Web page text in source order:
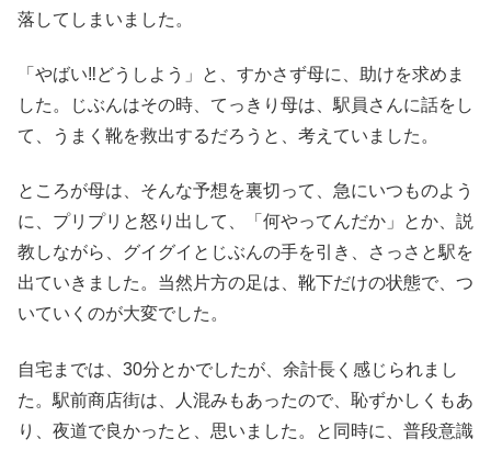
落してしまいました。
「やばい‼どうしよう」と、すかさず母に、助けを求めま
した。じぶんはその時、てっきり母は、駅員さんに話をし
て、うまく靴を救出するだろうと、考えていました。
ところが母は、そんな予想を裏切って、急にいつものよう
に、プリプリと怒り出して、「何やってんだか」とか、説
教しながら、グイグイとじぶんの手を引き、さっさと駅を
出ていきました。当然片方の足は、靴下だけの状態で、つ
いていくのが大変でした。
自宅までは、30分とかでしたが、余計長く感じられまし
た。駅前商店街は、人混みもあったので、恥ずかしくもあ
り、夜道で良かったと、思いました。と同時に、普段意識